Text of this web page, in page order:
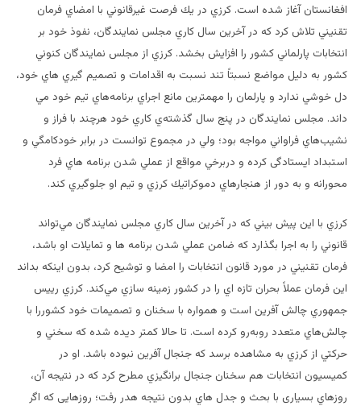
افغانستان آغاز شده است. كرزي در يك فرصت غيرقانوني با امضاي فرمان
تقنيني تلاش كرد كه در آخرين سال كاري مجلس نمايندگان، نفوذ خود بر
انتخابات پارلماني كشور را افزايش بخشد. كرزي از مجلس نمايندگان كنوني
كشور به دليل مواضع نسبتاً تند نسبت به اقدامات و تصميم گيري هاي خود،
دل خوشي ندارد و پارلمان را مهمترين مانع اجراي برنامه‌هاي تيم خود مي
داند. مجلس نمايندگان در پنج سال گذشته‌ي كاري خود هرچند با فراز و
نشيب‌هاي فراواني مواجه بود؛ ولي در مجموع توانست در برابر خودكامگي و
استبداد ایستادگی کرده و دربرخي مواقع از عملي شدن برنامه هاي فرد
محورانه و به دور از هنجارهاي دموكراتيك كرزي و تيم او جلوگيري كند.
كرزي با اين پيش بيني كه در آخرين سال كاري مجلس نمايندگان مي‌تواند
قانوني را به اجرا بگذارد كه ضامن عملي شدن برنامه ها و تمايلات او باشد،
فرمان تقنيني در مورد قانون انتخابات را امضا و توشيح كرد، بدون اينكه بداند
اين فرمان عملاً بحران تازه اي را در كشور زمينه سازي مي‌كند. كرزي رييس
جمهوري چالش آفرين است و همواره با سخنان و تصميمات خود كشوررا با
چالش‌هاي متعدد روبه‌رو كرده است. تا حالا كمتر ديده شده كه سخني و
حركتي از كرزي به مشاهده برسد كه جنجال آفرين نبوده باشد. او در
كميسيون انتخابات هم سخنان جنجال برانگيزي مطرح كرد كه در نتیجه آن،
روزهاي بسیاری با بحث و جدل هاي بدون نتيجه هدر رفت؛ روزهایی كه اگر